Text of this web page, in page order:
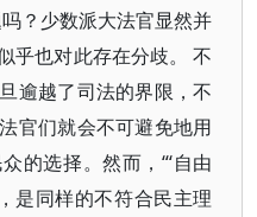
？少数派大法官显然并
乎也对此存在分歧。 不
逾越了司法的界限，不
官们就会不可避免地用
的选择。然而，“‘自由
是同样的不符合民主理